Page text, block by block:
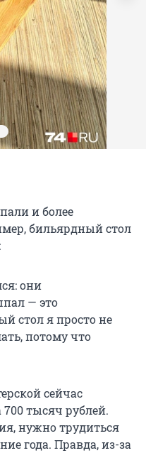
и более
бильярдный стол
они
— это
стол я просто не
потому что
сейчас
тысяч рублей.
нужно трудиться
года. Правда, из-за